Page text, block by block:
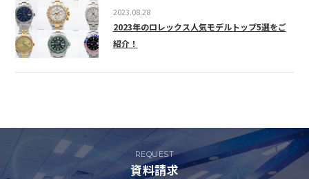
2023.08.28
2023年のロレックス人気モデルトップ5選をご
紹介！
REQUEST
資料請求